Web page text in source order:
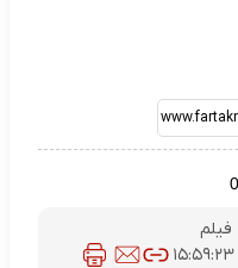
فیلم
۱۵:۵۹:۲۳